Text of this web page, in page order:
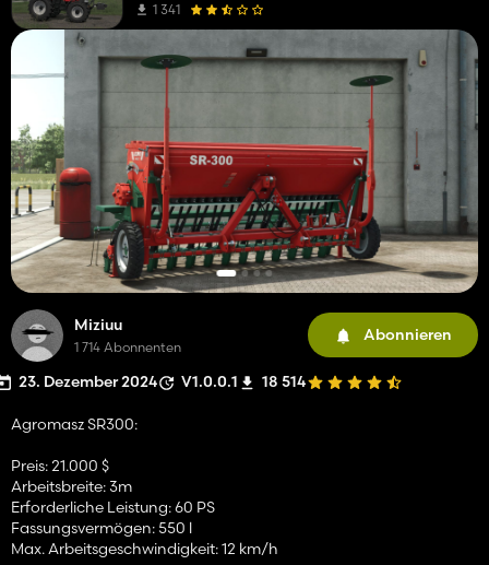
Miziuu
1 714 Abonnenten
Abonnieren
23. Dezember 2024 V1.0.0.1 18 514
Agromasz SR300:
Preis: 21.000 $
Arbeitsbreite: 3m
Erforderliche Leistung: 60 PS
Fassungsvermögen: 550 l
Max. Arbeitsgeschwindigkeit: 12 km/h
1 341